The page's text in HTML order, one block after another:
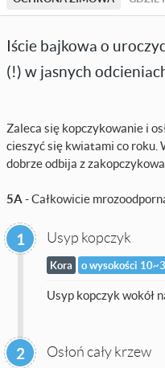
Iście bajkowa o
(!) w jasnych
Zaleca się kopczykowanie i
cieszyć się kwiatami co roku.
dobrze odbija z
5A - Całkowicie
1 Usyp kopczyk
Kora o wysokości
Usyp kopczyk wokół
2 Osłoń cały krzew